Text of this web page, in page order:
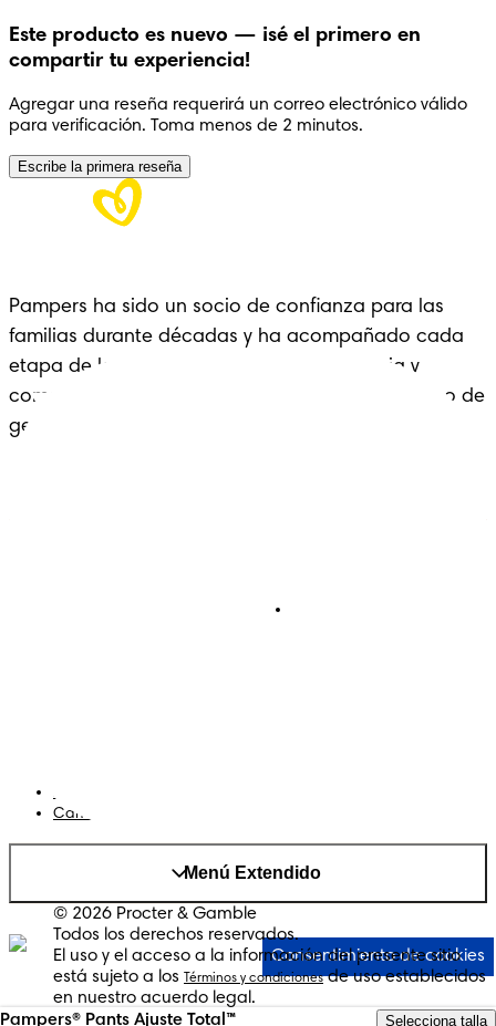
Pampers® Pants Ajuste Total™ Selecciona talla
Premium Care Recién Nacido
Premium Care Recién Nacido
PREVIENE IRRITACIONES
Premium Care
Este producto es nuevo — ¡sé el primero en
compartir tu experiencia!
Agregar una reseña requerirá un correo electrónico válido
para verificación. Toma menos de 2 minutos.
Escribe la primera reseña
Pampers ha sido un socio de confianza para las
familias durante décadas y ha acompañado cada
etapa de la crianza con cariño, experiencia y
comodidad: un legado que se extiende a lo largo de
generaciones.
Cambiar el país/region
Menú Extendido
© 2026 Procter & Gamble
Todos los derechos reservados.
El uso y el acceso a la información del presente sitio
está sujeto a los
Términos y condicionesde uso establecidos
en nuestro acuerdo legal.
Consentimiento de cookies